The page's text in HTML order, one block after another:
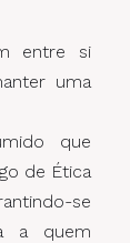
entre si
uma
que
de Ética
se
a quem